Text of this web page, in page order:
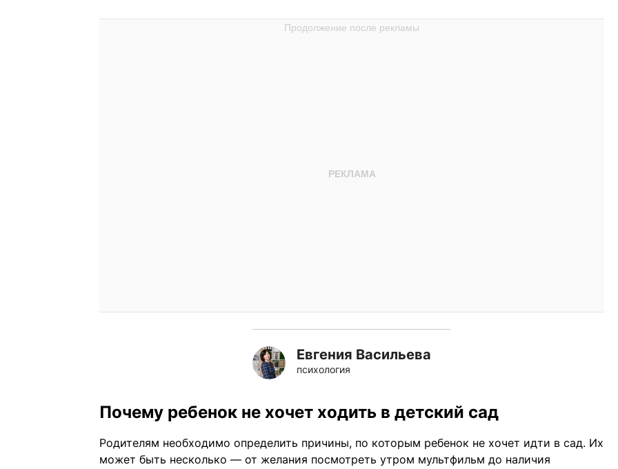
Евгения Васильева
психология
Почему ребенок не хочет ходить в детский сад
Родителям необходимо определить причины, по которым ребенок не хочет идти в сад. Их
может быть несколько — от желания посмотреть утром мультфильм до наличия